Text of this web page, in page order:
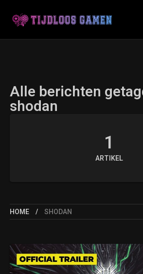
Alle berichten
shodan
1
ARTIKEL
HOME SHODAN